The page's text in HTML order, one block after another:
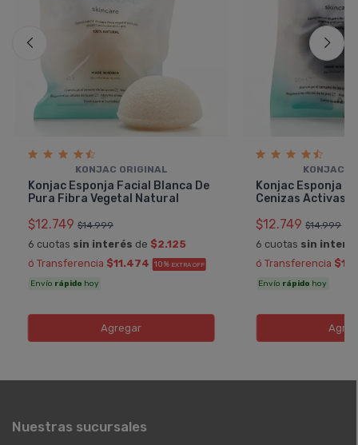
KONJAC ORIGINAL
Konjac Esponja Facial Blanca De
Pura Fibra Vegetal Natural
$12.749 $14.999
6 cuotas sin interés de $2.125
ó Transferencia $11.474 10% EXTRA OFF
Envío rápido hoy
Agregar
KONJAC
Konjac Esponja
Cenizas Activas
$12.749 $14.999
6 cuotas sin
ó Transferencia
Envío rápido hoy
Nuestras sucursales